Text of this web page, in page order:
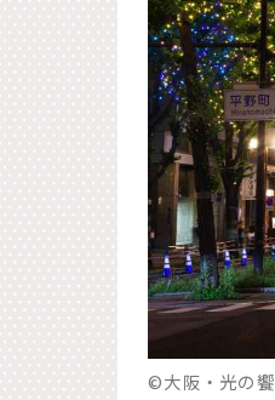
©大阪・光の